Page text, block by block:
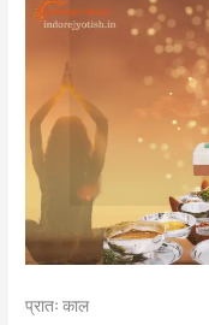
प्रातः काल